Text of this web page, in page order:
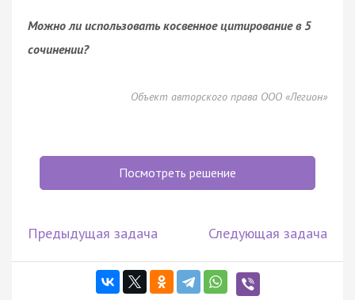
Можно ли использовать косвенное цитирование в 5
сочинении?
Объект авторского права ООО «Легион»
Посмотреть решение
Предыдущая задача Следующая задача